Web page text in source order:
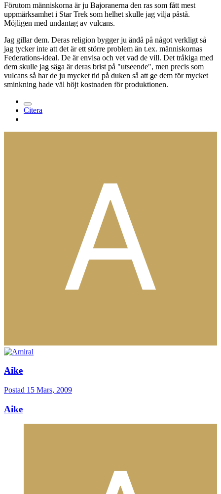
Förutom människorna är ju Bajoranerna den ras som fått mest
uppmärksamhet i Star Trek som helhet skulle jag vilja påstå.
Möjligen med undantag av vulcans.
Jag gillar dem. Deras religion bygger ju ändå på något verkligt så
jag tycker inte att det är ett större problem än t.ex. människornas
Federations-ideal. De är envisa och vet vad de vill. Det tråkiga med
dem skulle jag säga är deras brist på "utseende", men precis som
vulcans så har de ju mycket tid på duken så att ge dem för mycket
sminkning hade väl höjt kostnaden för produktionen.
Citera
Aike
Postad 15 Mars, 2009
Aike